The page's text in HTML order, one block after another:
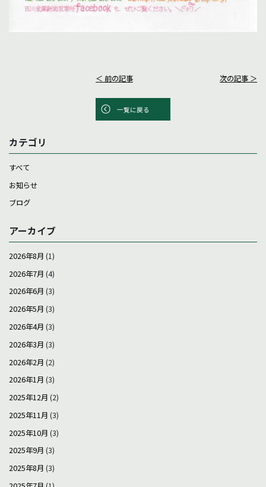
＜ 前の記事 次の記事 ＞
一覧に戻る
カテゴリ
すべて
お知らせ
ブログ
アーカイブ
2026年8月 (1)
2026年7月 (4)
2026年6月 (3)
2026年5月 (3)
2026年4月 (3)
2026年3月 (3)
2026年2月 (2)
2026年1月 (3)
2025年12月 (2)
2025年11月 (3)
2025年10月 (3)
2025年9月 (3)
2025年8月 (3)